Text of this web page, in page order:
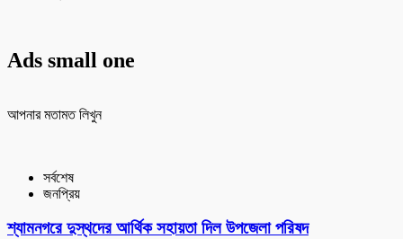
Ads small one
আপনার মতামত লিখুন
সর্বশেষ
জনপ্রিয়
শ্যামনগরে দুস্থদের আর্থিক সহায়তা দিল উপজেলা পরিষদ